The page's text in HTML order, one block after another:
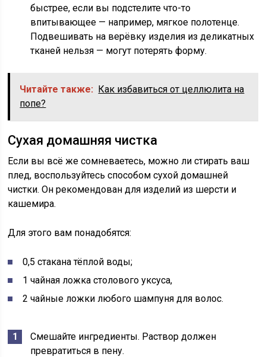
быстрее, если вы подстелите что-то
впитывающее — например, мягкое полотенце.
Подвешивать на верёвку изделия из деликатных
тканей нельзя — могут потерять форму.
Читайте также: Как избавиться от целлюлита на
попе?
Сухая домашняя чистка
Если вы всё же сомневаетесь, можно ли стирать ваш
плед, воспользуйтесь способом сухой домашней
чистки. Он рекомендован для изделий из шерсти и
кашемира.
Для этого вам понадобятся:
0,5 стакана тёплой воды;
1 чайная ложка столового уксуса,
2 чайные ложки любого шампуня для волос.
Смешайте ингредиенты. Раствор должен
превратиться в пену.